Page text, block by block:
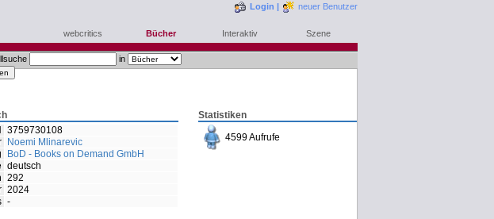
Login | neuer Benutzer
webcritics Bücher Interaktiv Szene
in
Statistiken
4599 Aufrufe
3759730108
Noemi Mlinarevic
BoD - Books on Demand GmbH
deutsch
292
2024
-